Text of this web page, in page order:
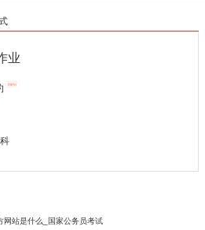
网站是什么_国家公务员考试